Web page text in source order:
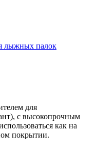
лыжных палок
для
с высокопрочным
как на
покрытии.